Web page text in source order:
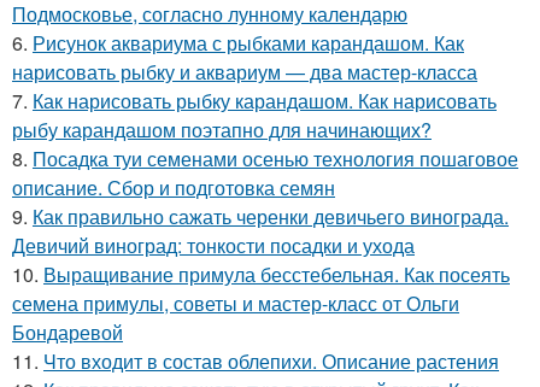
Подмосковье, согласно лунному календарю
6. Рисунок аквариума с рыбками карандашом. Как
нарисовать рыбку и аквариум — два мастер-класса
7. Как нарисовать рыбку карандашом. Как нарисовать
рыбу карандашом поэтапно для начинающих?
8. Посадка туи семенами осенью технология пошаговое
описание. Сбор и подготовка семян
9. Как правильно сажать черенки девичьего винограда.
Девичий виноград: тонкости посадки и ухода
10. Выращивание примула бесстебельная. Как посеять
семена примулы, советы и мастер-класс от Ольги
Бондаревой
11. Что входит в состав облепихи. Описание растения